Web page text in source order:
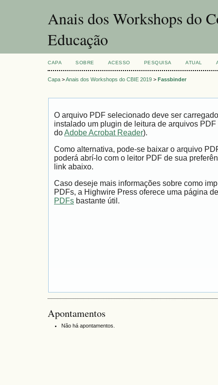
Anais dos Workshops do
Educação
CAPA SOBRE ACESSO PESQUISA ATUAL
Capa >Anais dos Workshops do CBIE 2019 > Fassbinder
O arquivo PDF selecionado deve ser
instalado um plugin de leitura de arquivos
doAdobe Acrobat Reader).
Como alternativa, pode-se baixar o arquivo
poderá abrí-lo com o leitor PDF de sua
link abaixo.
Caso deseje mais informações sobre como
PDFs, a Highwire Press oferece uma página
PDFs bastante útil.
Apontamentos
Não há apontamentos.